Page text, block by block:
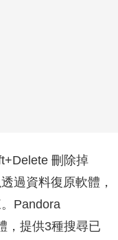
刪除掉
過資料復原軟體，
Pandora
，提供3種搜尋已